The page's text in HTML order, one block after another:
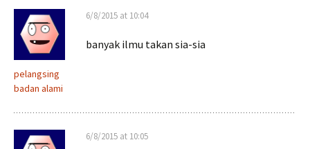
pelangsing
badan alami
6/8/2015 at 10:04
banyak ilmu takan sia-sia
6/8/2015 at 10:05